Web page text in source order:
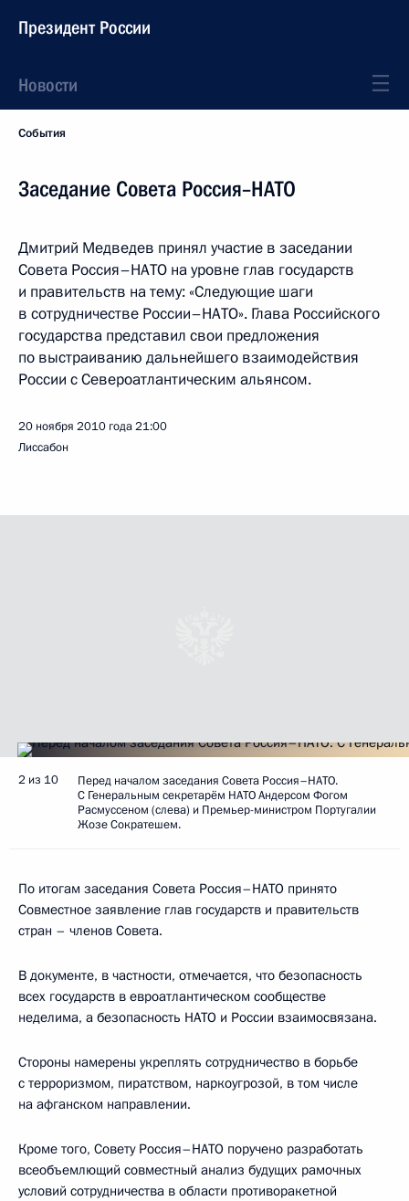
Президент России
Новости
События
Заседание Совета Россия–НАТО
Дмитрий Медведев принял участие в заседании
Совета Россия–НАТО на уровне глав государств
и правительств на тему: «Следующие шаги
в сотрудничестве России–НАТО». Глава Российского
государства представил свои предложения
по выстраиванию дальнейшего взаимодействия
России с Североатлантическим альянсом.
20 ноября 2010 года21:00
Лиссабон
2 из 10
Перед началом заседания Совета Россия–НАТО.
С Генеральным секретарём НАТО Андерсом Фогом
Расмуссеном (слева) и Премьер-министром Португалии
Жозе Сократешем.
По итогам заседания Совета Россия–НАТО принято
Совместное заявление глав государств и правительств
стран – членов Совета.
В документе, в частности, отмечается, что безопасность
всех государств в евроатлантическом сообществе
неделима, а безопасность НАТО и России взаимосвязана.
Стороны намерены укреплять сотрудничество в борьбе
с терроризмом, пиратством, наркоугрозой, в том числе
на афганском направлении.
Кроме того, Совету Россия–НАТО поручено разработать
всеобъемлющий совместный анализ будущих рамочных
условий сотрудничества в области противоракетной